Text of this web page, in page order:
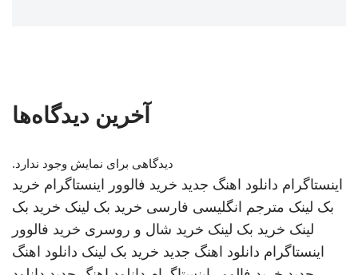
آخرین دیدگاه‌ها
دیدگاهی برای نمایش وجود ندارد.
اینستاگرام دانلود اهنگ جدید خرید فالوور اینستاگرام خرید
بک لینک مترجم انگلیسی فارسی خرید بک لینک خرید بک
لینک خرید بک لینک خرید شال و روسری خرید فالوور
اینستاگرام دانلود اهنگ جدید خرید بک لینک دانلود اهنگ